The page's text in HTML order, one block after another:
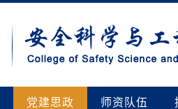
党建思政 师资队伍